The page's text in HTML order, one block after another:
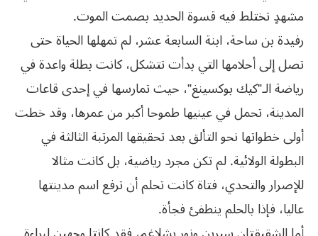
مشهدٍ تختلط فيه قسوة الحديد بصمت الموت.
رفيدة بن ساحة، ابنة السابعة عشر، لم تمهلها الحياة حتى
تصل إلى أحلامها التي بدأت تتشكل، كانت بطلة واعدة في
رياضة الـ”كيك بوكسينغ”، حيث تمارسها في إحدى قاعات
المدينة، تحمل في عينيها طموحا أكبر من عمرها، وقد خطت
أولى خطواتها نحو التألق بعد تحقيقها المرتبة الثالثة في
البطولة الولائية. لم تكن مجرد رياضية، بل كانت مثالا
للإصرار والتحدي، فتاة كانت تحلم أن ترفع اسم مدينتها
عاليا، فإذا بالحلم ينطفئ فجأة.